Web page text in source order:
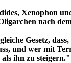
Xenophon
nach
Gesetz,
und wer mit
ihn zu steigern."